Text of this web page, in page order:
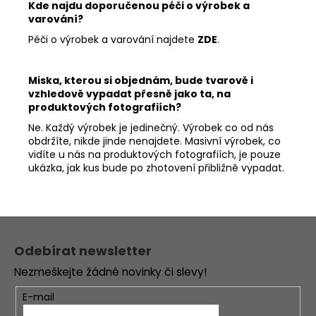
Kde najdu doporučenou péči o výrobek a
varování?
Péči o výrobek a varování najdete ZDE.
Miska, kterou si objednám, bude tvarově i
vzhledově vypadat přesně jako ta, na
produktových fotografiích?
Ne. Každý výrobek je jedinečný. Výrobek co od nás
obdržíte, nikde jinde nenajdete. Masivní výrobek, co
vidíte u nás na produktových fotografiích, je pouze
ukázka, jak kus bude po zhotovení přibližně vypadat.
Z
Odebírat newsletter
Nezmeškejte žádné novinky či slevy!
E-mail